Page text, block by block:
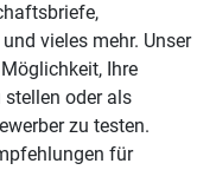
vieles mehr. Unser
Ihre
stellen oder als
zu testen.
für